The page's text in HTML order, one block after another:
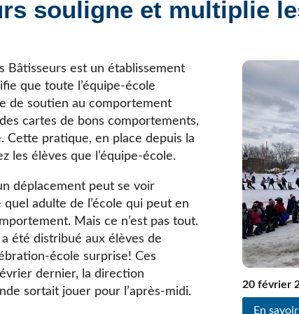
Plaintes et protecteur de l’élève
SOUTIEN AUX PARENTS
Coffre à outils
Intégration linguistique, scolaire et sociale
Programme de formation de l’école québécoise
Élèves internationaux
École forestière de la Tuque
souligne et multiplie
Bâtisseurs est un établissement
que toute l’équipe-école
de soutien au comportement
cartes de bons comportements,
Cette pratique, en place depuis la
les élèves que l’équipe-école.
déplacement peut se voir
adulte de l’école qui peut en
Mais ce n’est pas tout.
été distribué aux élèves de
école surprise! Ces
dernier, la direction
sortait jouer pour l’après-midi.
20 février
En